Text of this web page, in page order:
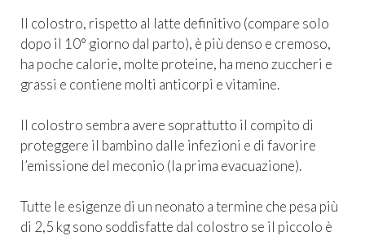
Il colostro, rispetto al latte definitivo (compare solo
dopo il 10° giorno dal parto), è più denso e cremoso,
ha poche calorie, molte proteine, ha meno zuccheri e
grassi e contiene molti anticorpi e vitamine.
Il colostro sembra avere soprattutto il compito di
proteggere il bambino dalle infezioni e di favorire
l’emissione del meconio (la prima evacuazione).
Tutte le esigenze di un neonato a termine che pesa più
di 2,5 kg sono soddisfatte dal colostro se il piccolo è